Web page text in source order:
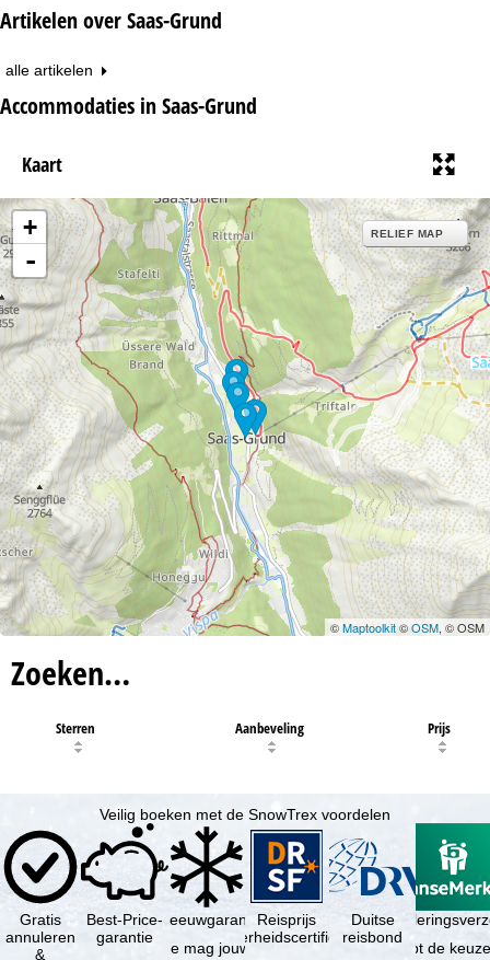
Artikelen over Saas-Grund
alle artikelen
Accommodaties in Saas-Grund
Kaart
+
-
RELIEF MAP
©Maptoolkit©OSM, © OSM
Zoeken…
Sterren Aanbeveling Prijs
Veilig boeken met de SnowTrex voordelen
Gratis
annuleren
&
Best-Price-
garantie
Sneeuwgarantie
Je mag jouw
Reisprijs
zekerheidscertificaat
Duitse
reisbond
Je hebt de